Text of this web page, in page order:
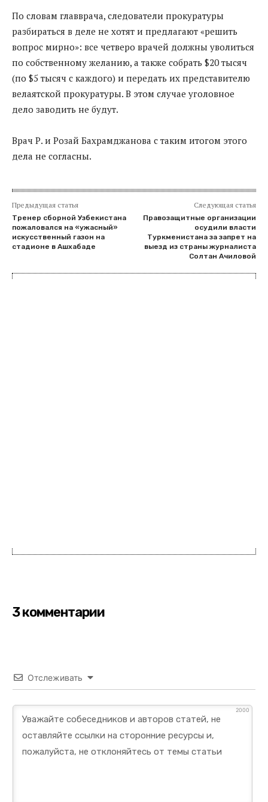
По словам главврача, следователи прокуратуры
разбираться в деле не хотят и предлагают «решить
вопрос мирно»: все четверо врачей должны уволиться
по собственному желанию, а также собрать $20 тысяч
(по $5 тысяч с каждого) и передать их представителю
велаятской прокуратуры. В этом случае уголовное
дело заводить не будут.
Врач Р. и Розай Бахрамджанова с таким итогом этого
дела не согласны.
Предыдущая статья
Тренер сборной Узбекистана
пожаловался на «ужасный»
искусственный газон на
стадионе в Ашхабаде
Следующая статья
Правозащитные организации
осудили власти
Туркменистана за запрет на
выезд из страны журналиста
Солтан Ачиловой
3 комментарии
Отслеживать
2000